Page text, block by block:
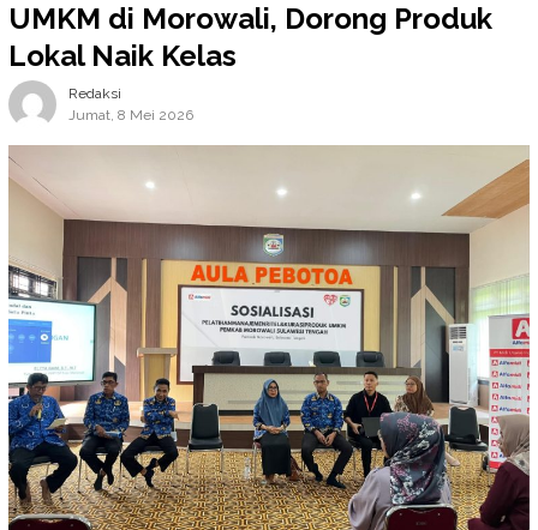
UMKM di Morowali, Dorong Produk
Lokal Naik Kelas
Redaksi
Jumat, 8 Mei 2026